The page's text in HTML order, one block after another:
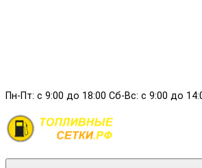
Пн-Пт: с 9:00 до 18:00 Сб-Вс: с 9:00 до